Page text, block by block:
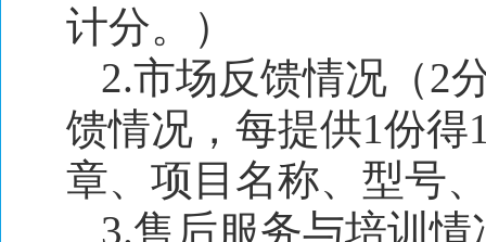
计分。）
2.市场反馈情况（2
馈情况，每提供1份
章、项目名称、型号
3.售后服务与培训